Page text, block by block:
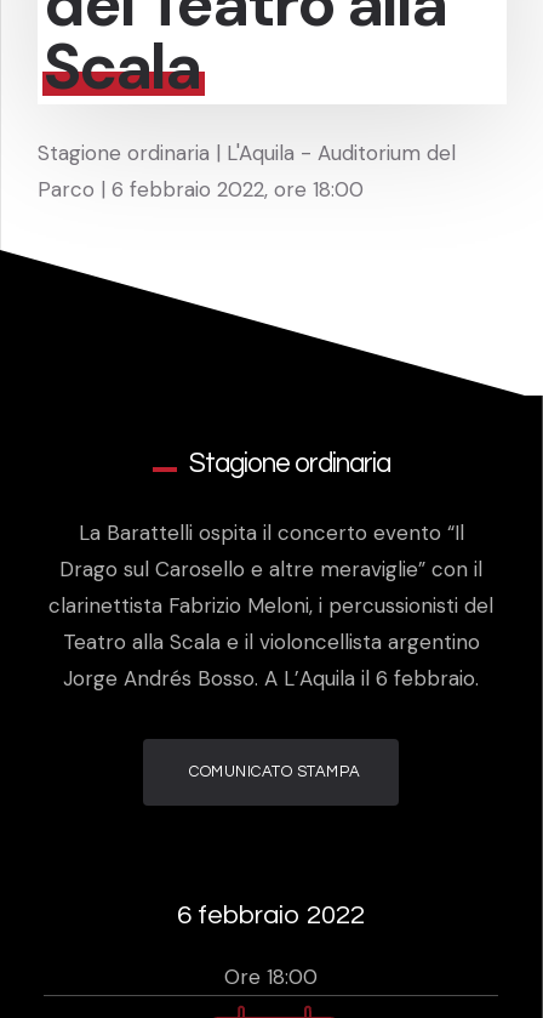
Scala
Stagione ordinaria | L'Aquila - Auditorium del
Parco | 6 febbraio 2022, ore 18:00
Stagione ordinaria
La Barattelli ospita il concerto evento “Il
Drago sul Carosello e altre meraviglie” con il
clarinettista Fabrizio Meloni, i percussionisti del
Teatro alla Scala e il violoncellista argentino
Jorge Andrés Bosso. A L’Aquila il 6 febbraio.
COMUNICATO STAMPA
6 febbraio 2022
Ore 18:00